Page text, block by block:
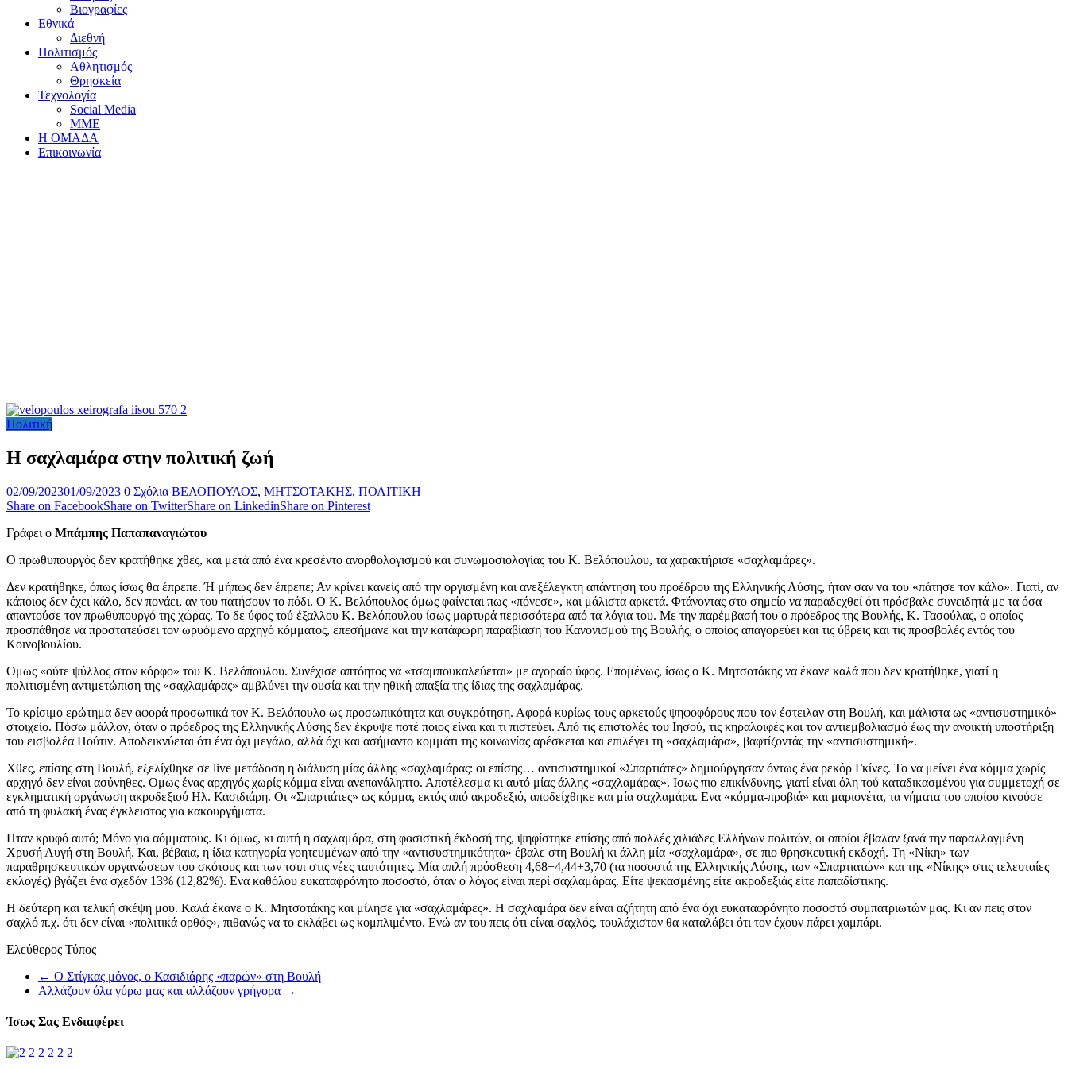
Βιογραφίες
Εθνικά
Διεθνή
Πολιτισμός
Αθλητισμός
Θρησκεία
Τεχνολογία
Social Media
ΜΜΕ
Η ΟΜΑΔΑ
Επικοινωνία
Πολιτική
Η σαχλαμάρα στην πολιτική ζωή
02/09/202301/09/2023 0 Σχόλια ΒΕΛΟΠΟΥΛΟΣ, ΜΗΤΣΟΤΑΚΗΣ, ΠΟΛΙΤΙΚΗ
Share on FacebookShare on TwitterShare on LinkedinShare on Pinterest
Γράφει ο Μπάμπης Παπαπαναγιώτου
Ο πρωθυπουργός δεν κρατήθηκε χθες, και μετά από ένα κρεσέντο ανορθολογισμού και συνωμοσιολογίας του Κ. Βελόπουλου, τα χαρακτήρισε «σαχλαμάρες».
Δεν κρατήθηκε, όπως ίσως θα έπρεπε. Ή μήπως δεν έπρεπε; Αν κρίνει κανείς από την οργισμένη και ανεξέλεγκτη απάντηση του προέδρου της Ελληνικής Λύσης, ήταν σαν να του «πάτησε τον κάλο». Γιατί, αν
κάποιος δεν έχει κάλο, δεν πονάει, αν του πατήσουν το πόδι. Ο Κ. Βελόπουλος όμως φαίνεται πως «πόνεσε», και μάλιστα αρκετά. Φτάνοντας στο σημείο να παραδεχθεί ότι πρόσβαλε συνειδητά με τα όσα
απαντούσε τον πρωθυπουργό της χώρας. Το δε ύφος τού έξαλλου Κ. Βελόπουλου ίσως μαρτυρά περισσότερα από τα λόγια του. Με την παρέμβασή του ο πρόεδρος της Βουλής, Κ. Τασούλας, ο οποίος
προσπάθησε να προστατεύσει τον ωρυόμενο αρχηγό κόμματος, επεσήμανε και την κατάφωρη παραβίαση του Κανονισμού της Βουλής, ο οποίος απαγορεύει και τις ύβρεις και τις προσβολές εντός του
Κοινοβουλίου.
Ομως «ούτε ψύλλος στον κόρφο» του Κ. Βελόπουλου. Συνέχισε απτόητος να «τσαμπουκαλεύεται» με αγοραίο ύφος. Επομένως, ίσως ο Κ. Μητσοτάκης να έκανε καλά που δεν κρατήθηκε, γιατί η
πολιτισμένη αντιμετώπιση της «σαχλαμάρας» αμβλύνει την ουσία και την ηθική απαξία της ίδιας της σαχλαμάρας.
Το κρίσιμο ερώτημα δεν αφορά προσωπικά τον Κ. Βελόπουλο ως προσωπικότητα και συγκρότηση. Αφορά κυρίως τους αρκετούς ψηφοφόρους που τον έστειλαν στη Βουλή, και μάλιστα ως «αντισυστημικό»
στοιχείο. Πόσω μάλλον, όταν ο πρόεδρος της Ελληνικής Λύσης δεν έκρυψε ποτέ ποιος είναι και τι πιστεύει. Από τις επιστολές του Ιησού, τις κηραλοιφές και τον αντιεμβολιασμό έως την ανοικτή υποστήριξη
του εισβολέα Πούτιν. Αποδεικνύεται ότι ένα όχι μεγάλο, αλλά όχι και ασήμαντο κομμάτι της κοινωνίας αρέσκεται και επιλέγει τη «σαχλαμάρα», βαφτίζοντάς την «αντισυστημική».
Χθες, επίσης στη Βουλή, εξελίχθηκε σε live μετάδοση η διάλυση μίας άλλης «σαχλαμάρας: οι επίσης… αντισυστημικοί «Σπαρτιάτες» δημιούργησαν όντως ένα ρεκόρ Γκίνες. Το να μείνει ένα κόμμα χωρίς
αρχηγό δεν είναι ασύνηθες. Ομως ένας αρχηγός χωρίς κόμμα είναι ανεπανάληπτο. Αποτέλεσμα κι αυτό μίας άλλης «σαχλαμάρας». Ισως πιο επικίνδυνης, γιατί είναι όλη τού καταδικασμένου για συμμετοχή σε
εγκληματική οργάνωση ακροδεξιού Ηλ. Κασιδιάρη. Οι «Σπαρτιάτες» ως κόμμα, εκτός από ακροδεξιό, αποδείχθηκε και μία σαχλαμάρα. Ενα «κόμμα-προβιά» και μαριονέτα, τα νήματα του οποίου κινούσε
από τη φυλακή ένας έγκλειστος για κακουργήματα.
Ηταν κρυφό αυτό; Μόνο για αόμματους. Κι όμως, κι αυτή η σαχλαμάρα, στη φασιστική έκδοσή της, ψηφίστηκε επίσης από πολλές χιλιάδες Ελλήνων πολιτών, οι οποίοι έβαλαν ξανά την παραλλαγμένη
Χρυσή Αυγή στη Βουλή. Και, βέβαια, η ίδια κατηγορία γοητευμένων από την «αντισυστημικότητα» έβαλε στη Βουλή κι άλλη μία «σαχλαμάρα», σε πιο θρησκευτική εκδοχή. Τη «Νίκη» των
παραθρησκευτικών οργανώσεων του σκότους και των τσιπ στις νέες ταυτότητες. Μία απλή πρόσθεση 4,68+4,44+3,70 (τα ποσοστά της Ελληνικής Λύσης, των «Σπαρτιατών» και της «Νίκης» στις τελευταίες
εκλογές) βγάζει ένα σχεδόν 13% (12,82%). Ενα καθόλου ευκαταφρόνητο ποσοστό, όταν ο λόγος είναι περί σαχλαμάρας. Είτε ψεκασμένης είτε ακροδεξιάς είτε παπαδίστικης.
Η δεύτερη και τελική σκέψη μου. Καλά έκανε ο Κ. Μητσοτάκης και μίλησε για «σαχλαμάρες». Η σαχλαμάρα δεν είναι αζήτητη από ένα όχι ευκαταφρόνητο ποσοστό συμπατριωτών μας. Κι αν πεις στον
σαχλό π.χ. ότι δεν είναι «πολιτικά ορθός», πιθανώς να το εκλάβει ως κομπλιμέντο. Ενώ αν του πεις ότι είναι σαχλός, τουλάχιστον θα καταλάβει ότι τον έχουν πάρει χαμπάρι.
Ελεύθερος Τύπος
← Ο Στίγκας μόνος, ο Κασιδιάρης «παρών» στη Βουλή
Αλλάζουν όλα γύρω μας και αλλάζουν γρήγορα →
Ίσως Σας Ενδιαφέρει